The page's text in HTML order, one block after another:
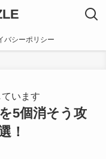
バシーポリシー
います
5個消そう攻
！